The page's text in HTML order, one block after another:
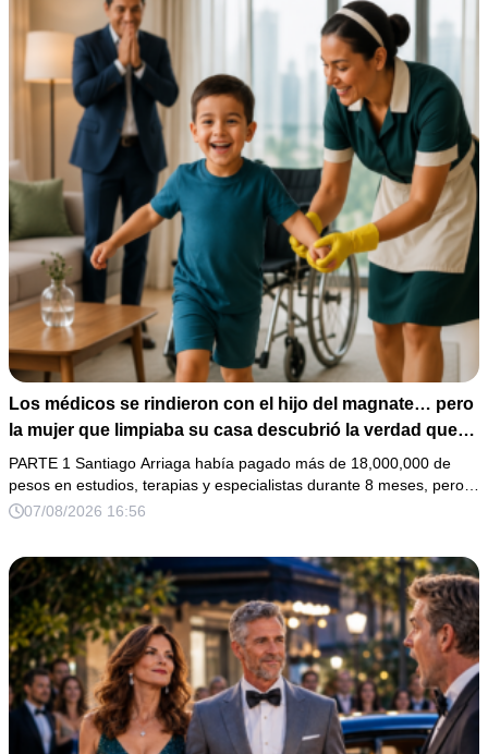
Los médicos se rindieron con el hijo del magnate… pero
la mujer que limpiaba su casa descubrió la verdad que
nadie quiso escuchar.
PARTE 1 Santiago Arriaga había pagado más de 18,000,000 de
pesos en estudios, terapias y especialistas durante 8 meses, pero…
07/08/2026 16:56